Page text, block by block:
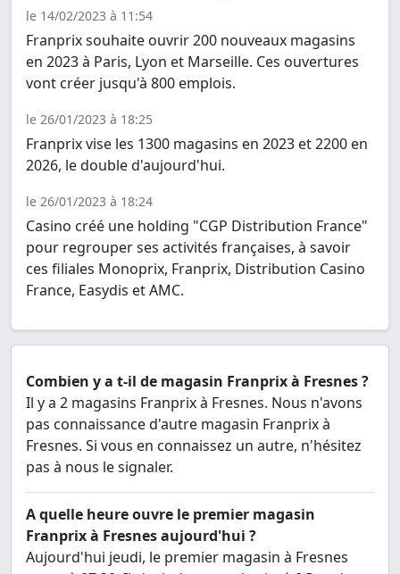
le 14/02/2023 à 11:54
Franprix souhaite ouvrir 200 nouveaux magasins
en 2023 à Paris, Lyon et Marseille. Ces ouvertures
vont créer jusqu'à 800 emplois.
le 26/01/2023 à 18:25
Franprix vise les 1300 magasins en 2023 et 2200 en
2026, le double d'aujourd'hui.
le 26/01/2023 à 18:24
Casino créé une holding "CGP Distribution France"
pour regrouper ses activités françaises, à savoir
ces filiales Monoprix, Franprix, Distribution Casino
France, Easydis et AMC.
Combien y a t-il de magasin Franprix à Fresnes ?
Il y a 2 magasins Franprix à Fresnes. Nous n'avons
pas connaissance d'autre magasin Franprix à
Fresnes. Si vous en connaissez un autre, n'hésitez
pas à nous le signaler.
A quelle heure ouvre le premier magasin
Franprix à Fresnes aujourd'hui ?
Aujourd'hui jeudi, le premier magasin à Fresnes